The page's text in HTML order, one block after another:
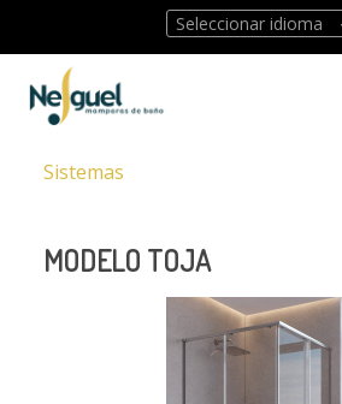
Seleccionar idioma
Sistemas
MODELO TOJA